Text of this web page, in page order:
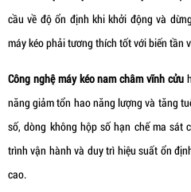
cầu về độ ổn định khi khởi động và
máy kéo phải tương thích tốt với biến tần
Công nghệ máy kéo nam châm vĩnh cửu
năng giảm tổn hao năng lượng và tăng
số, dòng không hộp số hạn chế ma sát
trình vận hành và duy trì hiệu suất ổn
cao.